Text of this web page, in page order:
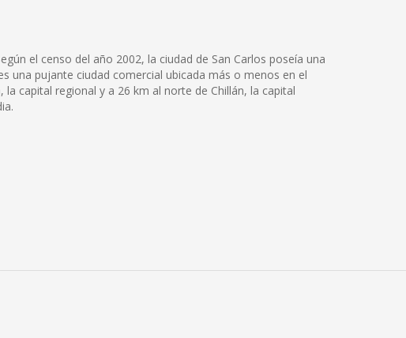
el censo del año 2002, la ciudad de San Carlos poseía una
una pujante ciudad comercial ubicada más o menos en el
capital regional y a 26 km al norte de Chillán, la capital